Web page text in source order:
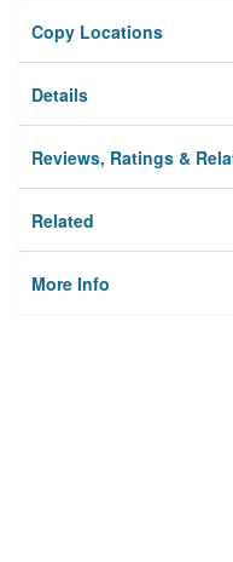
Copy Locations
Details
Reviews, Ratings &
Related
More Info